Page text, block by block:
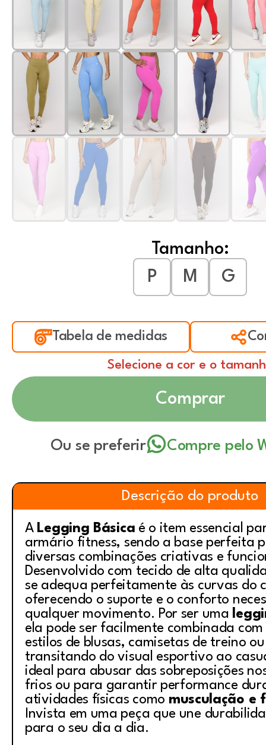
Tamanho:
P
M G
Tabela de medidas
Selecione a cor e o
Comprar
Ou se preferir Compre pelo
Descrição do produto
A Legging Básica é o item essencial
armário fitness, sendo a base perfeita
diversas combinações criativas e
Desenvolvido com tecido de alta
se adequa perfeitamente às curvas do
oferecendo o suporte e o conforto
qualquer movimento. Por ser uma
ela pode ser facilmente combinada
estilos de blusas, camisetas de treino
transitando do visual esportivo ao
ideal para abusar das sobreposições
frios ou para garantir performance
atividades físicas como musculação e
Invista em uma peça que une
para o seu dia a dia.